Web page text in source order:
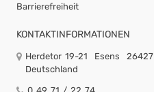
Barrierefreiheit
KONTAKTINFORMATIONEN
Herdetor 19-21 Esens
26427
Deutschland